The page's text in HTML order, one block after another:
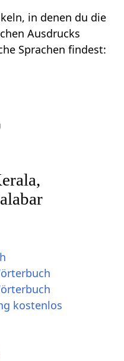
in denen du die
Ausdrucks
Sprachen findest:
kostenlos